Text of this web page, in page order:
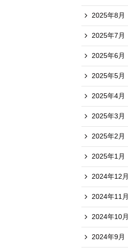
2025年8月
2025年7月
2025年6月
2025年5月
2025年4月
2025年3月
2025年2月
2025年1月
2024年12月
2024年11月
2024年10月
2024年9月